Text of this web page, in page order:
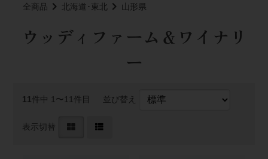
全商品 北海道･東北 山形県
ウッディファーム＆ワイナリ
ー
11件中 1〜11件目 並び替え
表示切替